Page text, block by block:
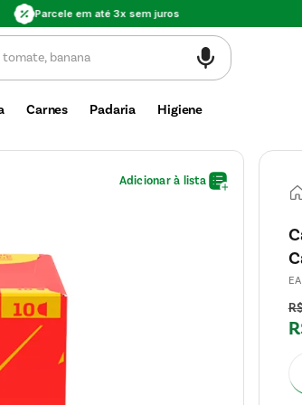
Parcele em até 3x sem juros
Carnes Padaria Higiene